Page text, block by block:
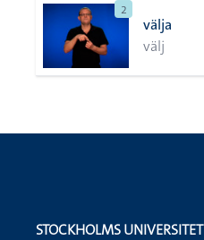
2
välja
välj
STOCKHOLMS UNIVERSITET